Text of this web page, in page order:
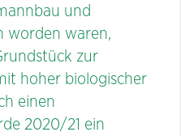
und
worden waren,
zur
hoher biologischer
einen
2020/21 ein